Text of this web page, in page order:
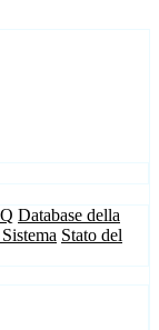
Database della
Stato del